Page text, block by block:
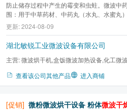
防止储存过程中产生的霉变和虫蛀。微波中
围：用于中草药材、中药丸（水丸、水蜜丸
片、口服液、中药浸膏及各种条状、块状、
状等药制品的烘干、灭菌、杀虫、加热、萃
更新: 2024-08-09
湖北敏锐工业微波设备有限公司
主营:微波烘干机,盒饭微波加热设备,化工微
查看该公司其他产品 进入商铺
[促销] 微粉微波烘干设备 粉体微波干